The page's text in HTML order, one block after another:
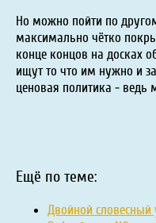
Но можно пойти по
максимально чётко
конце концов на досках
ищут то что им нужно и
ценовая политика - ведь
Ещё по теме:
Двойной словесный